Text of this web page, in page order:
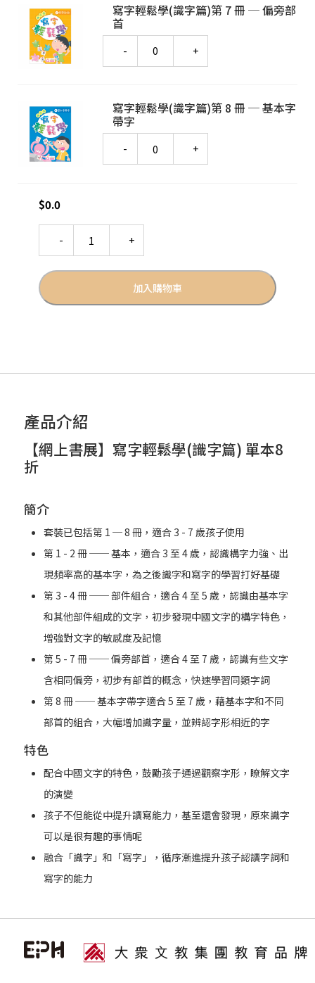
寫字輕鬆學(識字篇)第 7 冊 ─ 偏旁部
首
寫字輕鬆學(識字篇)第 8 冊 ─ 基本字
帶字
$0.0
加入購物車
產品介紹
【網上書展】寫字輕鬆學(識字篇) 單本8
折
簡介
套裝已包括第 1 ─ 8 冊，適合 3 - 7 歲孩子使用
第 1 - 2 冊 ── 基本，適合 3 至 4 歲，認識構字力強、出
現頻率高的基本字，為之後識字和寫字的學習打好基礎
第 3 - 4 冊 ── 部件組合，適合 4 至 5 歲，認識由基本字
和其他部件組成的文字，初步發現中國文字的構字特色，
增強對文字的敏感度及記憶
第 5 - 7 冊 ── 偏旁部首，適合 4 至 7 歲，認識有些文字
含相同偏旁，初步有部首的概念，快速學習同類字詞
第 8 冊 ── 基本字帶字適合 5 至 7 歲，藉基本字和不同
部首的組合，大幅增加識字量，並辨認字形相近的字
特色
配合中國文字的特色，鼓勵孩子通過觀察字形，瞭解文字
的演變
孩子不但能從中提升讀寫能力，基至還會發現，原來識字
可以是很有趣的事情呢
融合「識字」和「寫字」，循序漸進提升孩子認讀字詞和
寫字的能力